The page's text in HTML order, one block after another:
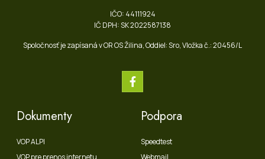
IČO: 44111924
IČ DPH: SK 2022587138
Spoločnosť je zapísaná v OR OS Žilina, Oddiel: Sro, Vložka č.: 20456/L
Dokumenty
VOP ALPI
VOP pre prenos internetu
Podpora
Speedtest
Webmail